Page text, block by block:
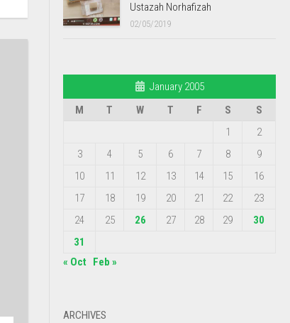
Ustazah Norhafizah
02/05/2019
January 2005
M
T W T F S
S
1
2
3
4 5 6 7 8
9
10
11 12 13 14 15
16
17
18 19 20 21 22
23
24
25 26 27 28 29
30
31
« Oct Feb »
ARCHIVES